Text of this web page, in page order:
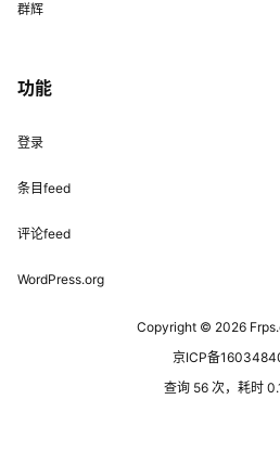
群辉
功能
登录
条目feed
评论feed
WordPress.org
Copyright © 2026
京ICP备
查询 56 次，耗时